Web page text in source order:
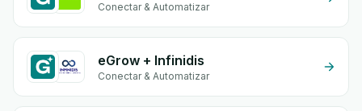
Conectar & Automatizar
eGrow + Infinidis
Conectar & Automatizar